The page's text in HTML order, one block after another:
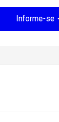
Informe-se